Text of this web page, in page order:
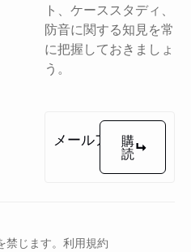
ト、ケーススタディ、
防音に関する知見を常
に把握しておきましょ
う。
購読
購
読
禁じます。利用規約